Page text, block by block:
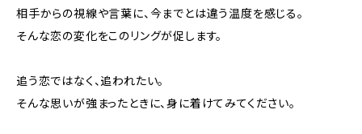
相手からの視線や言葉に、今までとは違う温度を感じる。
そんな恋の変化をこのリングが促します。
追う恋ではなく、追われたい。
そんな思いが強まったときに、身に着けてみてください。